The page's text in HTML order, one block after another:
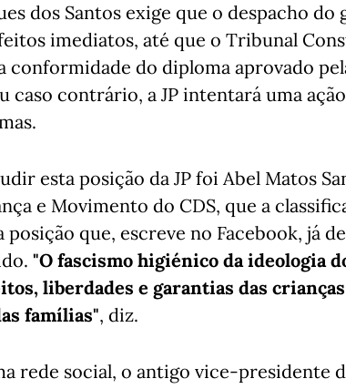
dos Santos exige que o despacho do
imediatos, até que o Tribunal
conformidade do diploma aprovado
caso contrário, a JP intentará uma
esta posição da JP foi Abel Matos
e Movimento do CDS, que a
posição que, escreve no Facebook, já
"O fascismo higiénico da ideologia
liberdades e garantias das
famílias", diz.
rede social, o antigo vice-presidente